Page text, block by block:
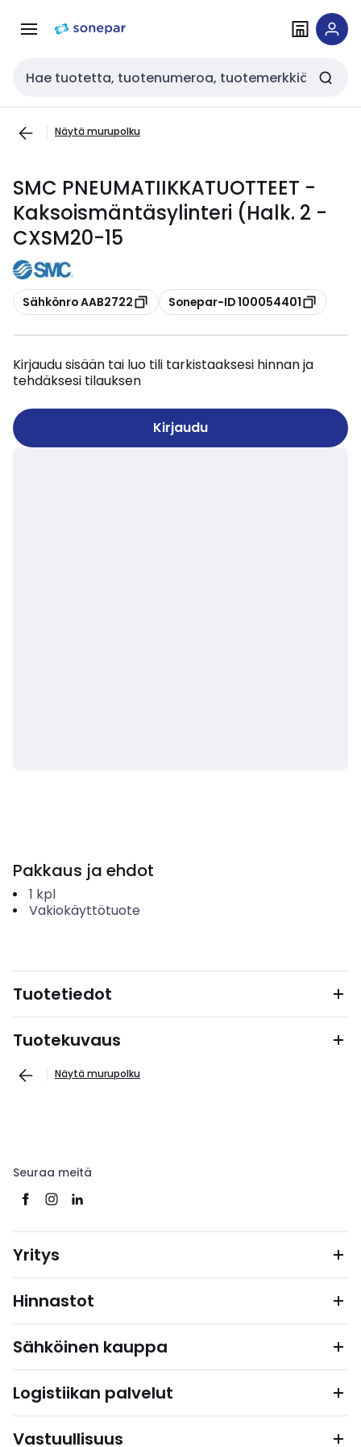
navigointiinsisältöön
Haku
Näytä murupolku
SMC PNEUMATIIKKATUOTTEET -
Kaksoismäntäsylinteri (Halk. 2 -
CXSM20-15
Kopioi
Sähkönro AAB2722 Kopioi
Sonepar-ID 100054401
Kirjaudu sisään tai luo tili tarkistaaksesi hinnan ja
tehdäksesi tilauksen
Kirjaudu
Pakkaus ja ehdot
1 kpl
Vakiokäyttötuote
Tuotetiedot
Tuotekuvaus
Näytä murupolku
Seuraa meitä
Yritys
Hinnastot
Sähköinen kauppa
Logistiikan palvelut
Vastuullisuus